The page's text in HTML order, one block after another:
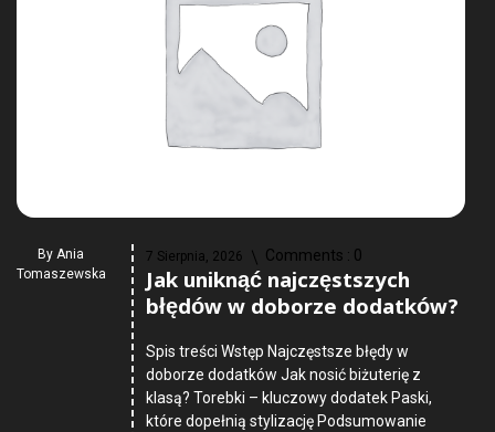
By Ania
Tomaszewska
7 Sierpnia, 2026 Comments : 0
Jak uniknąć najczęstszych
błędów w doborze dodatków?
Spis treści Wstęp Najczęstsze błędy w
doborze dodatków Jak nosić biżuterię z
klasą? Torebki – kluczowy dodatek Paski,
które dopełnią stylizację Podsumowanie